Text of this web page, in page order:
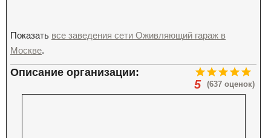
Показать все заведения сети Оживляющий гараж в
Москве.
(637 оценок)
5
Описание организации: